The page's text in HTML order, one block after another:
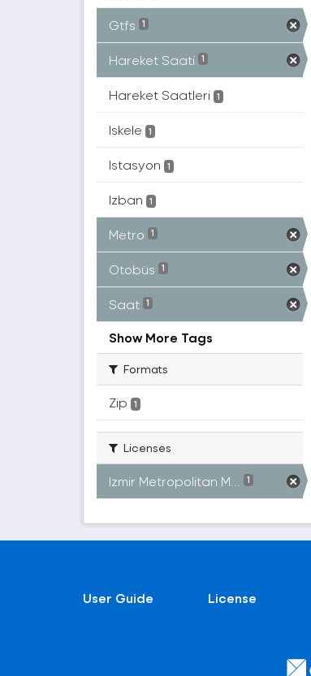
Gtfs 1
Hareket Saati 1
Hareket Saatleri 1
Iskele 1
Istasyon 1
Izban 1
Metro 1
Otobüs 1
Saat 1
Show More Tags
Formats
Zip 1
Licenses
Izmir Metropolitan M... 1
User Guide License